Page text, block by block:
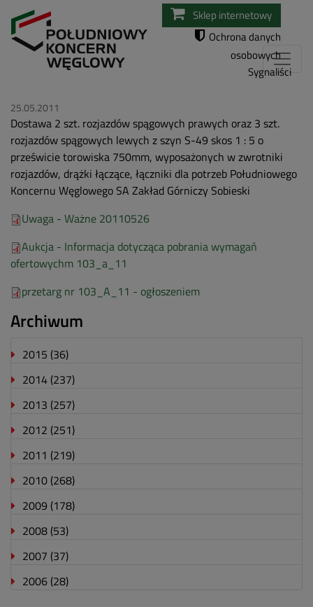
Przejdź
do
Sklep internetowy
Ochrona danych
osobowych
Sygnaliści
25.05.2011
Dostawa 2 szt. rozjazdów spągowych prawych oraz 3 szt.
rozjazdów spągowych lewych z szyn S-49 skos 1 : 5 o
prześwicie torowiska 750mm, wyposażonych w zwrotniki
rozjazdów, drążki łączące, łączniki dla potrzeb Południowego
Koncernu Węglowego SA Zakład Górniczy Sobieski
Uwaga - Ważne 20110526
Aukcja - Informacja dotycząca pobrania wymagań
ofertowychm 103_a_11
przetarg nr 103_A_11 - ogłoszeniem
Archiwum
2015 (36)
2014 (237)
2013 (257)
2012 (251)
2011 (219)
2010 (268)
2009 (178)
2008 (53)
2007 (37)
2006 (28)